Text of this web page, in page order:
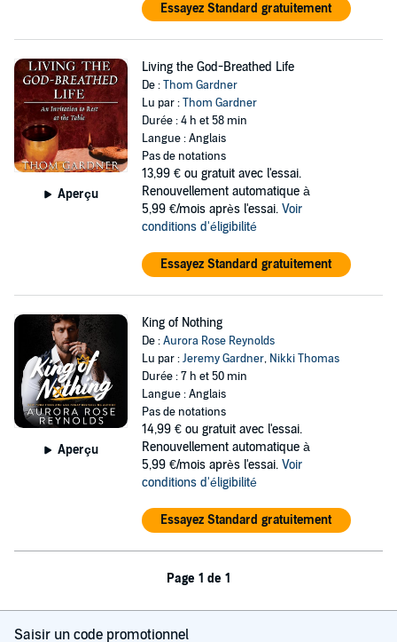
Essayez Standard gratuitement
Aperçu
Living the God-Breathed Life
De :Thom Gardner
Lu par :Thom Gardner
Durée : 4 h et 58 min
Langue : Anglais
Pas de notations
13,99 € ou gratuit avec l'essai.
Renouvellement automatique à
5,99 €/mois après l'essai. Voir
conditions d'éligibilité
Essayez Standard gratuitement
Aperçu
King of Nothing
De :Aurora Rose Reynolds
Lu par :Jeremy Gardner, Nikki Thomas
Durée : 7 h et 50 min
Langue : Anglais
Pas de notations
14,99 € ou gratuit avec l'essai.
Renouvellement automatique à
5,99 €/mois après l'essai. Voir
conditions d'éligibilité
Essayez Standard gratuitement
Page 1 de 1
Saisir un code promotionnel